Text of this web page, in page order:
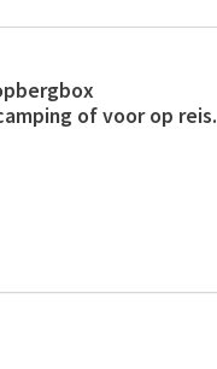
of voor op reis.